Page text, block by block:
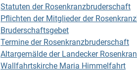
Statuten der Rosenkranzbruderschaft
Pflichten der Mitglieder der
Bruderschaftsgebet
Termine der Rosenkranzbruderschaft
Altargemälde der Landecker
Wallfahrtskirche Maria Himmelfahrt